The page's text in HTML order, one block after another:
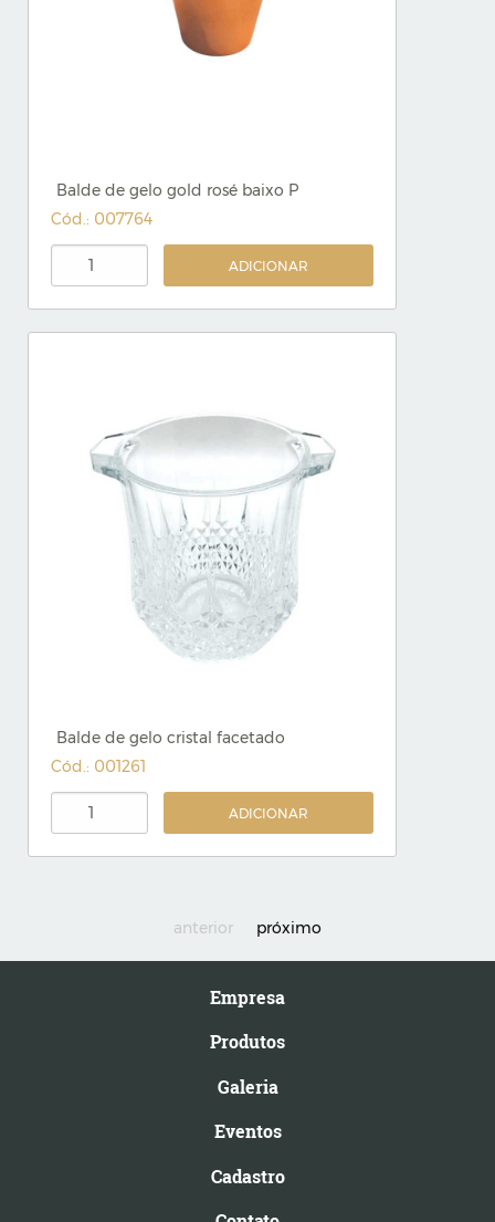
Balde de gelo gold rosé baixo P
Cód.: 007764
ADICIONAR
Balde de gelo cristal facetado
Cód.: 001261
ADICIONAR
anterior próximo
Empresa
Produtos
Galeria
Eventos
Cadastro